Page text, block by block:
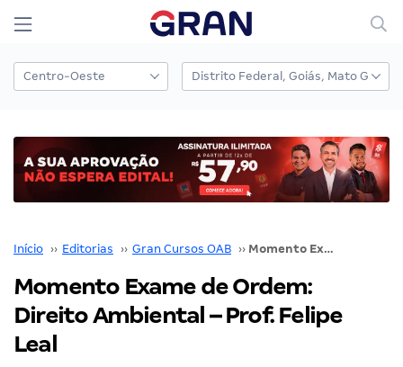
Início ›› Editorias ›› Gran Cursos OAB ›› Momento Exame de Ordem: Direito Ambiental – Prof. Felipe Leal
Momento Exame de Ordem:
Direito Ambiental – Prof. Felipe
Leal